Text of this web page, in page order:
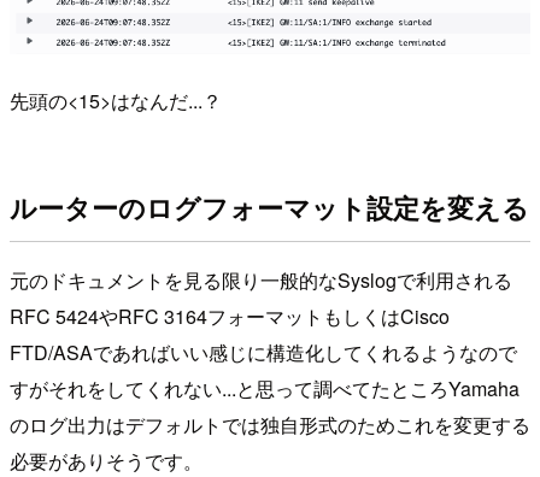
先頭の<15>はなんだ...？
ルーターのログフォーマット設定を変える
元のドキュメントを見る限り一般的なSyslogで利用される
RFC 5424やRFC 3164フォーマットもしくはCisco
FTD/ASAであればいい感じに構造化してくれるようなので
すがそれをしてくれない...と思って調べてたところYamaha
のログ出力はデフォルトでは独自形式のためこれを変更する
必要がありそうです。